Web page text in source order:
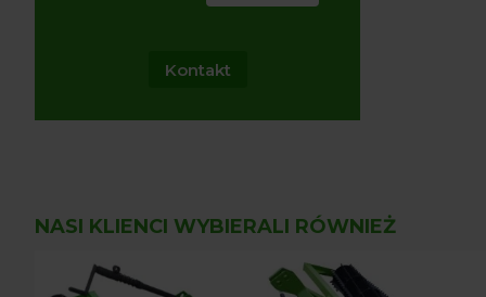
Kontakt
NASI KLIENCI WYBIERALI RÓWNIEŻ